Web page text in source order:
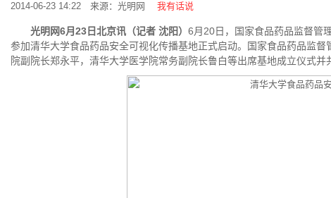
2014-06-23 14:22 来源：光明网 我有话说
光明网6月23日北京讯（记者 沈阳） 6月20日，国家食品药品监督管
参加清华大学食品药品安全可视化传播基地正式启动。国家食品药品监
院副院长郑永平，清华大学医学院常务副院长鲁白等出席基地成立仪式并